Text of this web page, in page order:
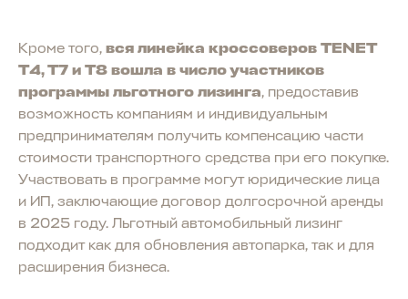
Кроме того, вся линейка кроссоверов TENET
T4, T7 и T8 вошла в число участников
программы льготного лизинга, предоставив
возможность компаниям и индивидуальным
предпринимателям получить компенсацию части
стоимости транспортного средства при его покупке.
Участвовать в программе могут юридические лица
и ИП, заключающие договор долгосрочной аренды
в 2025 году. Льготный автомобильный лизинг
подходит как для обновления автопарка, так и для
расширения бизнеса.